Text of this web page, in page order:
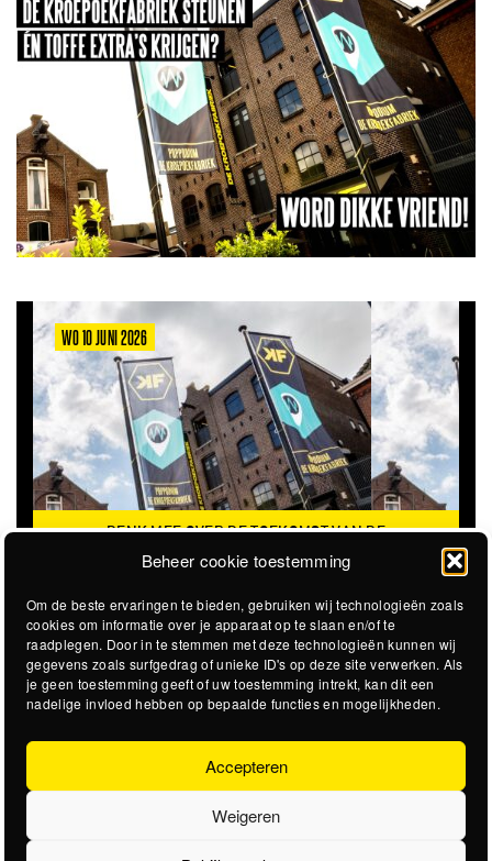
Beheer cookie toestemming
Om de beste ervaringen te bieden, gebruiken wij technologieën zoals
cookies om informatie over je apparaat op te slaan en/of te
raadplegen. Door in te stemmen met deze technologieën kunnen wij
gegevens zoals surfgedrag of unieke ID's op deze site verwerken. Als
je geen toestemming geeft of uw toestemming intrekt, kan dit een
nadelige invloed hebben op bepaalde functies en mogelijkheden.
Accepteren
Weigeren
WO 10 JUNI 2026
DENK MEE OVER DE TOEKOMST VAN DE
KROEPOEKFABRIEK